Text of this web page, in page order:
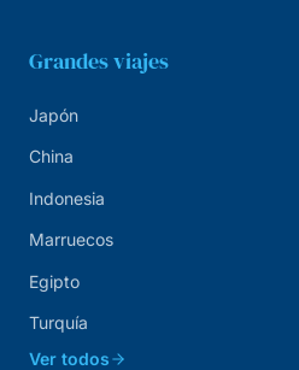
Grandes viajes
Japón
China
Indonesia
Marruecos
Egipto
Turquía
Ver todos